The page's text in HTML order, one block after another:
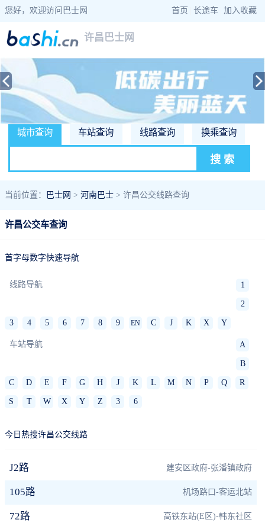
您好，欢迎访问巴士网 首页 长途车 加入收藏
许昌巴士网
城市查询 车站查询 线路查询 换乘查询
当前位置： 巴士网 > 河南巴士 > 许昌公交线路查询
许昌公交车查询
首字母数字快速导航
线路导航 1
2
3 4 5 6 7 8 9 EN C J K X Y
车站导航 A
B
C D E F G H J K L M N P Q R
S T W X Y Z 3 6
今日热搜许昌公交线路
J2路 建安区政府-张潘镇政府
105路 机场路口-客运北站
72路 高铁东站(E区)-韩东社区